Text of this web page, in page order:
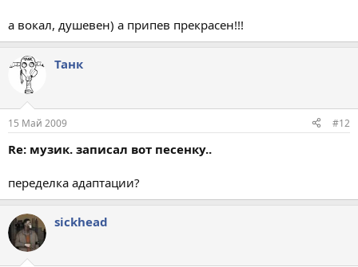
а вокал, душевен) а припев прекрасен!!!
Танк
15 Май 2009 #12
Re: музик. записал вот песенку..
переделка адаптации?
sickhead